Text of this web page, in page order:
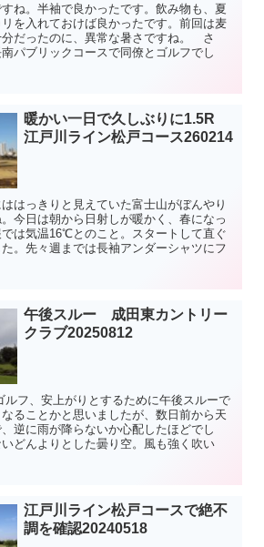
ね。半袖で良かったです。飲み物も、夏
を入れておけば良かったです。前回は麦
だったのに、異常な暑さですね。 さ
パブリックコースで同僚とゴルフでし
暖かい一日で久しぶりに1.5R
江戸川ライン松戸コース260214
はっきりと見えていた富士山がぼんやり
今日は朝から日射しが暖かく、春になっ
は気温16℃とのこと。スタートして直ぐ
。先々週までは長袖アンダーシャツにフ
午後スルー 成田東カントリー
クラブ20250812
、安上がりとするために午後スルーで
ることかと思いましたが、数日前から天
逆に雨が降らないか心配したほどでし
どんよりとした曇り空。風も強く吹い
江戸川ライン松戸コースで絶不
調を確認20240518